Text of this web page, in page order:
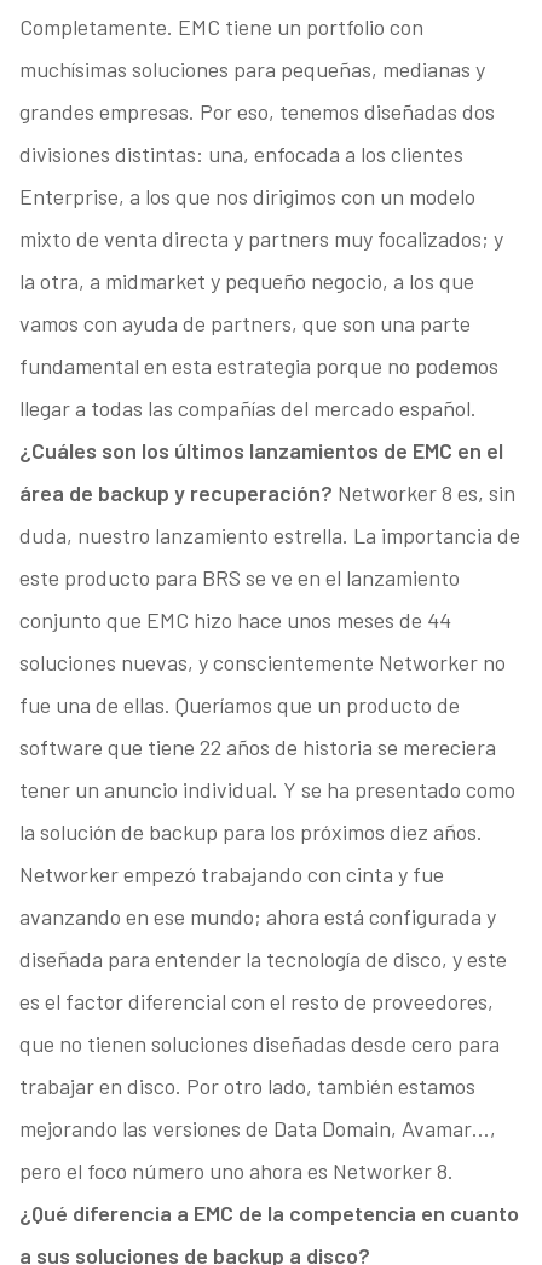
Completamente. EMC tiene un portfolio con
muchísimas soluciones para pequeñas, medianas y
grandes empresas. Por eso, tenemos diseñadas dos
divisiones distintas: una, enfocada a los clientes
Enterprise, a los que nos dirigimos con un modelo
mixto de venta directa y partners muy focalizados; y
la otra, a midmarket y pequeño negocio, a los que
vamos con ayuda de partners, que son una parte
fundamental en esta estrategia porque no podemos
llegar a todas las compañías del mercado español.
¿Cuáles son los últimos lanzamientos de EMC en el
área de backup y recuperación? Networker 8 es, sin
duda, nuestro lanzamiento estrella. La importancia de
este producto para BRS se ve en el lanzamiento
conjunto que EMC hizo hace unos meses de 44
soluciones nuevas, y conscientemente Networker no
fue una de ellas. Queríamos que un producto de
software que tiene 22 años de historia se mereciera
tener un anuncio individual. Y se ha presentado como
la solución de backup para los próximos diez años.
Networker empezó trabajando con cinta y fue
avanzando en ese mundo; ahora está configurada y
diseñada para entender la tecnología de disco, y este
es el factor diferencial con el resto de proveedores,
que no tienen soluciones diseñadas desde cero para
trabajar en disco. Por otro lado, también estamos
mejorando las versiones de Data Domain, Avamar…,
pero el foco número uno ahora es Networker 8.
¿Qué diferencia a EMC de la competencia en cuanto
a sus soluciones de backup a disco?